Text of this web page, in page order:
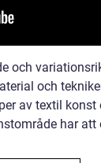
och
och
av textil
har att